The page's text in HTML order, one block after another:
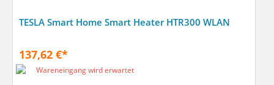
TESLA Smart Home Smart Heater HTR300 WLAN
137,62 €*
Wareneingang wird erwartet